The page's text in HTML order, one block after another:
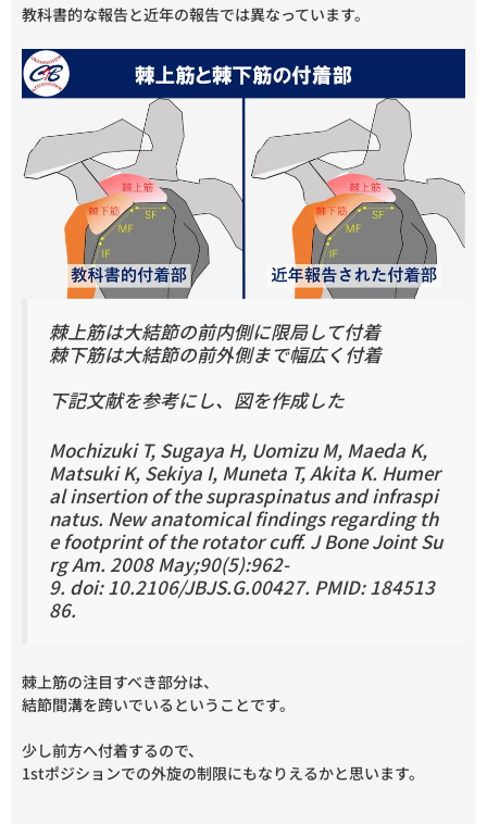
教科書的な報告と近年の報告では異なっています。
棘上筋は大結節の前内側に限局して付着
棘下筋は大結節の前外側まで幅広く付着
下記文献を参考にし、図を作成した
Mochizuki T, Sugaya H, Uomizu M, Maeda K,
Matsuki K, Sekiya I, Muneta T, Akita K. Humer
al insertion of the supraspinatus and infraspi
natus. New anatomical findings regarding th
e footprint of the rotator cuff. J Bone Joint Su
rg Am. 2008 May;90(5):962-
9. doi: 10.2106/JBJS.G.00427. PMID: 184513
86.
棘上筋の注目すべき部分は、
結節間溝を跨いでいるということです。
少し前方へ付着するので、
1stポジションでの外旋の制限にもなりえるかと思います。